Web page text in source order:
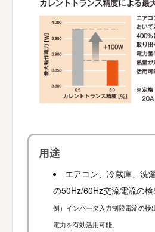
用途
エアコン、冷蔵庫、洗
の50Hz/60Hz交流電流の検
例）インバータ入力制限電流の検
電力を有効活用可能。